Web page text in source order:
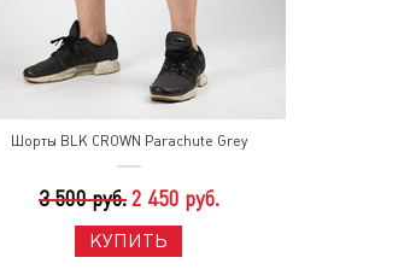
Шорты BLK CROWN Parachute Grey
3 500 руб. 2 450 руб.
КУПИТЬ